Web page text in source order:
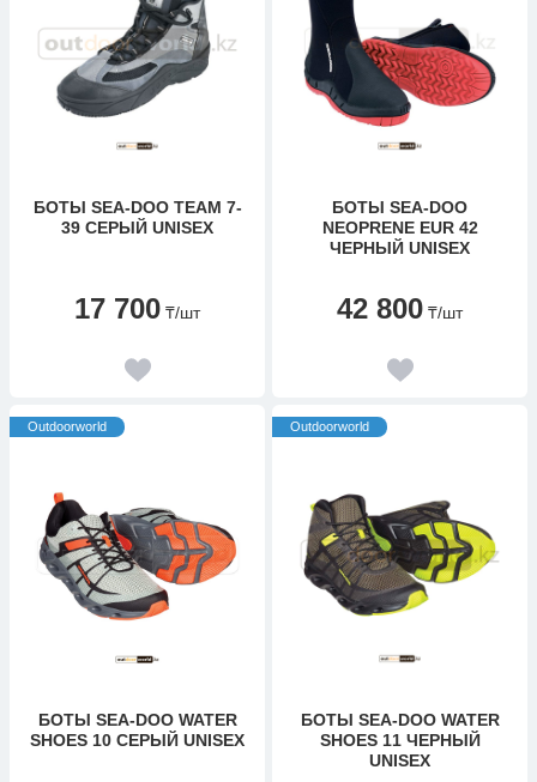
БОТЫ SEA-DOO TEAM 7-
39 СЕРЫЙ UNISEX
17 700 ₸/шт
БОТЫ SEA-DOO
NEOPRENE EUR 42
ЧЕРНЫЙ UNISEX
42 800 ₸/шт
Outdoorworld
БОТЫ SEA-DOO WATER
SHOES 10 СЕРЫЙ UNISEX
Outdoorworld
БОТЫ SEA-DOO WATER
SHOES 11 ЧЕРНЫЙ
UNISEX